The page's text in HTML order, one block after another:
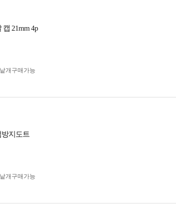
캡 21mm 4p
개구매가능
지도트
개구매가능